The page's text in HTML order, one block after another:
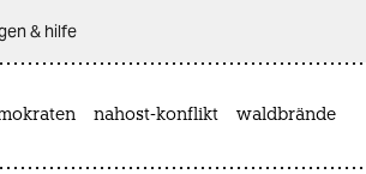
& hilfe
nahost-konflikt waldbrände